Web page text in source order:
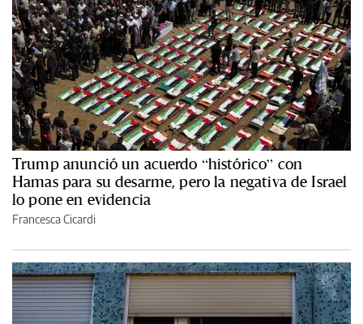
Trump anunció un acuerdo “histórico” con
Hamas para su desarme, pero la negativa de Israel
lo pone en evidencia
Francesca Cicardi